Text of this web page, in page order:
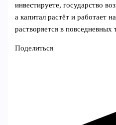
инвестируете, государство
а капитал растёт и работает
растворяется в повседневных
Поделиться